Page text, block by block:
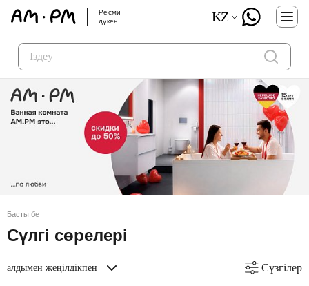
Ресми
дүкен
KZ
Басты бет
Сүлгі сөрелері
алдымен жеңілдікпен Сүзгілер